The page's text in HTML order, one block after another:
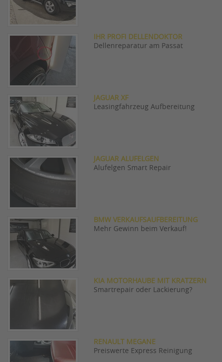
IHR PROFI DELLENDOKTOR
Dellenreparatur am Passat
JAGUAR XF
Leasingfahrzeug Aufbereitung
JAGUAR ALUFELGEN
Alufelgen Smart Repair
BMW VERKAUFSAUFBEREITUNG
Mehr Gewinn beim Verkauf!
KIA MOTORHAUBE MIT KRATZERN
Smartrepair oder Lackierung?
RENAULT MEGANE
Preiswerte Express Reinigung